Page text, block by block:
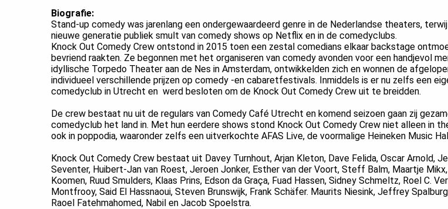
Biografie:
Stand-up comedy was jarenlang een ondergewaardeerd genre in de Nederlandse theaters,
nieuwe generatie publiek smult van comedy shows op Netflix en in de comedyclubs.
Knock Out Comedy Crew ontstond in 2015 toen een zestal comedians elkaar backstage
bevriend raakten. Ze begonnen met het organiseren van comedy avonden voor een handjevol
idyllische Torpedo Theater aan de Nes in Amsterdam, ontwikkelden zich en wonnen de
individueel verschillende prijzen op comedy -en cabaretfestivals. Inmiddels is er nu zelfs een
comedyclub in Utrecht en werd besloten om de Knock Out Comedy Crew uit te breidden.
De crew bestaat nu uit de regulars van Comedy Café Utrecht en komend seizoen gaan zij
comedyclub het land in. Met hun eerdere shows stond Knock Out Comedy Crew niet alleen in
ook in poppodia, waaronder zelfs een uitverkochte AFAS Live, de voormalige Heineken Music
Knock Out Comedy Crew bestaat uit Davey Turnhout, Arjan Kleton, Dave Felida, Oscar Arnold,
Seventer, Huibert-Jan van Roest, Jeroen Jonker, Esther van der Voort, Steff Balm, Maartje Mikx,
Koomen, Ruud Smulders, Klaas Prins, Edson da Graça, Fuad Hassen, Sidney Schmeltz, Roel C.
Montfrooy, Said El Hassnaoui, Steven Brunswijk, Frank Schäfer. Maurits Niesink, Jeffrey
Raoel Fatehmahomed, Nabil en Jacob Spoelstra.